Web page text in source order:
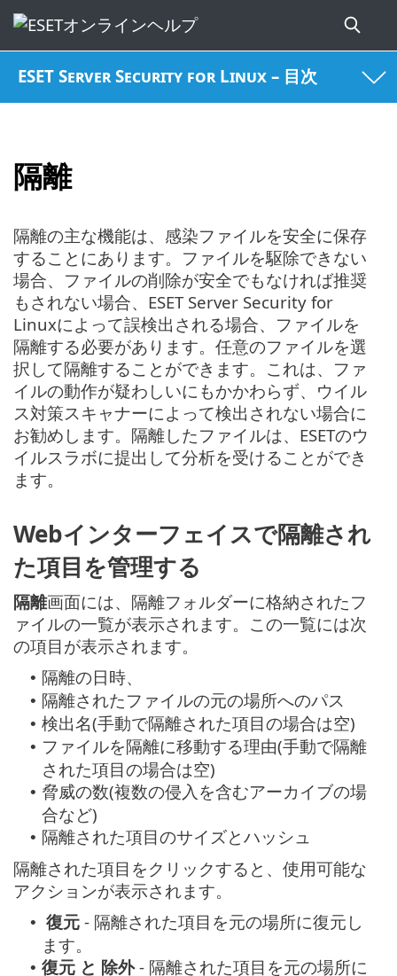
ESET Server Security for Linux – 目次
隔離
隔離の主な機能は、感染ファイルを安全に保存
することにあります。ファイルを駆除できない
場合、ファイルの削除が安全でもなければ推奨
もされない場合、ESET Server Security for
Linuxによって誤検出される場合、ファイルを
隔離する必要があります。任意のファイルを選
択して隔離することができます。これは、ファ
イルの動作が疑わしいにもかかわらず、ウイル
ス対策スキャナーによって検出されない場合に
お勧めします。隔離したファイルは、ESETのウ
イルスラボに提出して分析を受けることができ
ます。
Webインターフェイスで隔離され
た項目を管理する
隔離画面には、隔離フォルダーに格納されたフ
ァイルの一覧が表示されます。この一覧には次
の項目が表示されます。
• 隔離の日時、
• 隔離されたファイルの元の場所へのパス
• 検出名(手動で隔離された項目の場合は空)
• ファイルを隔離に移動する理由(手動で隔離
された項目の場合は空)
• 脅威の数(複数の侵入を含むアーカイブの場
合など)
• 隔離された項目のサイズとハッシュ
隔離された項目をクリックすると、使用可能な
アクションが表示されます。
• 復元 - 隔離された項目を元の場所に復元し
ます。
• 復元 と 除外- 隔離された項目を元の場所に